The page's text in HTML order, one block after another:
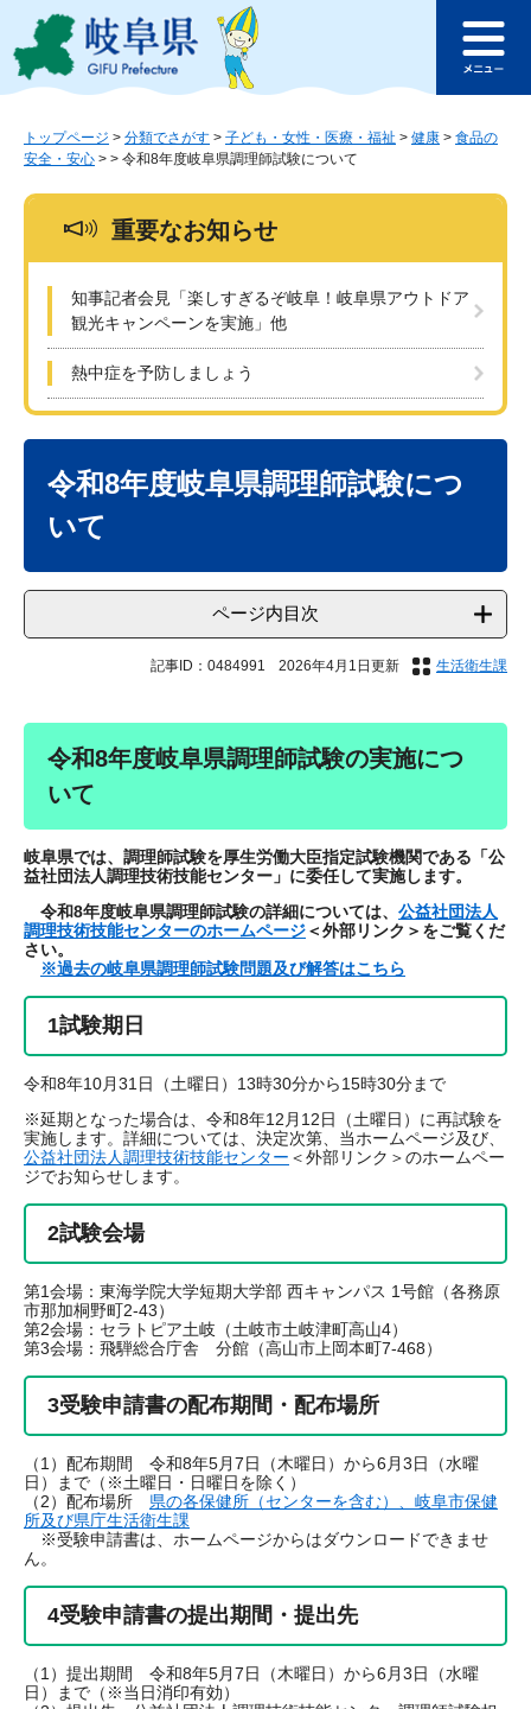
ジ
ュ
このページの本文へ
ュ
トップページ > 分類でさがす > 子ども・女性・医療・福祉 > 健康 > 食品の
安全・安心 > > 令和8年度岐阜県調理師試験について
重要なお知らせ
知事記者会見「楽しすぎるぞ岐阜！岐阜県アウトドア
観光キャンペーンを実施」他
熱中症を予防しましょう
令和8年度岐阜県調理師試験につ
いて
ページ内目次
記事ID：0484991 2026年4月1日更新 生活衛生課
令和8年度岐阜県調理師試験の実施につ
いて
岐阜県では、調理師試験を厚生労働大臣指定試験機関である「公
益社団法人調理技術技能センター」に委任して実施します。
令和8年度岐阜県調理師試験の詳細については、 公益社団法人
調理技術技能センターのホームページ＜外部リンク＞ をご覧くだ
さい。
※過去の岐阜県調理師試験問題及び解答はこちら
1試験期日
令和8年10月31日（土曜日）13時30分から15時30分まで
※延期となった場合は、令和8年12月12日（土曜日）に再試験を
実施します。詳細については、決定次第、当ホームページ及び、
公益社団法人調理技術技能センター ＜外部リンク＞のホームペー
ジでお知らせします。
2試験会場
第1会場：東海学院大学短期大学部 西キャンパス 1号館（各務原
市那加桐野町2-43）
第2会場：セラトピア土岐（土岐市土岐津町高山4）
第3会場：飛騨総合庁舎 分館（高山市上岡本町7-468）
3受験申請書の配布期間・配布場所
（1）配布期間 令和8年5月7日（木曜日）から6月3日（水曜
日）まで（※土曜日・日曜日を除く）
（2）配布場所 県の各保健所（センターを含む）、岐阜市保健
所及び県庁生活衛生課
※受験申請書は、ホームページからはダウンロードできませ
ん。
4受験申請書の提出期間・提出先
（1）提出期間 令和8年5月7日（木曜日）から6月3日（水曜
日）まで（※当日消印有効）